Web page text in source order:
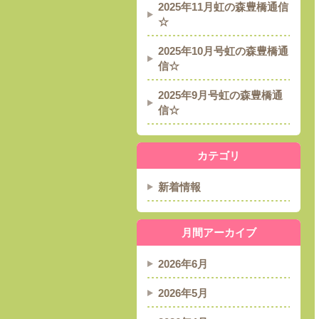
2025年11月虹の森豊橋通信
☆
2025年10月号虹の森豊橋通
信☆
2025年9月号虹の森豊橋通
信☆
カテゴリ
新着情報
月間アーカイブ
2026年6月
2026年5月